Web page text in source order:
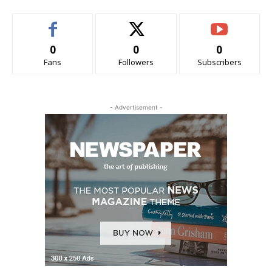
0
Fans
0
Followers
0
Subscribers
- Advertisement -